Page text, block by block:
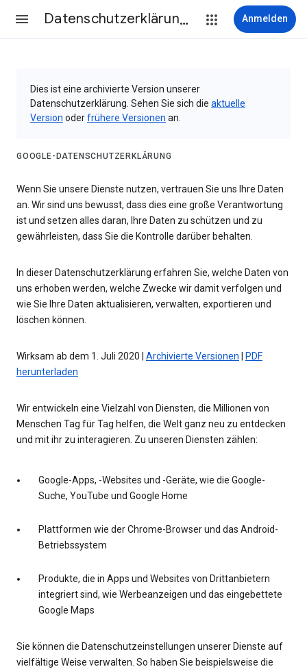
Datenschutzerklärung & Nutzungsbedingungen Anmelden
Dies ist eine archivierte Version unserer
Datenschutzerklärung. Sehen Sie sich die aktuelle
Version oderfrühere Versionen an.
GOOGLE-DATENSCHUTZERKLÄRUNG
Wenn Sie unsere Dienste nutzen, vertrauen Sie uns Ihre Daten
an. Wir sind uns bewusst, dass dies eine große Verantwortung
ist und setzen alles daran, Ihre Daten zu schützen und zu
gewährleisten, dass Sie die Kontrolle darüber behalten.
In dieser Datenschutzerklärung erfahren Sie, welche Daten von
uns erhoben werden, welche Zwecke wir damit verfolgen und
wie Sie Ihre Daten aktualisieren, verwalten, exportieren und
löschen können.
Wirksam ab dem 1. Juli 2020 | Archivierte Versionen
PDF
herunterladen
Wir entwickeln eine Vielzahl von Diensten, die Millionen von
Menschen Tag für Tag helfen, die Welt ganz neu zu entdecken
und mit ihr zu interagieren. Zu unseren Diensten zählen:
Google-Apps, -Websites und -Geräte, wie die Google-
Suche, YouTube und Google Home
Plattformen wie der Chrome-Browser und das Android-
Betriebssystem
Produkte, die in Apps und Websites von Drittanbietern
integriert sind, wie Werbeanzeigen und das eingebettete
Google Maps
Sie können die Datenschutzeinstellungen unserer Dienste auf
vielfältige Weise verwalten. So haben Sie beispielsweise die